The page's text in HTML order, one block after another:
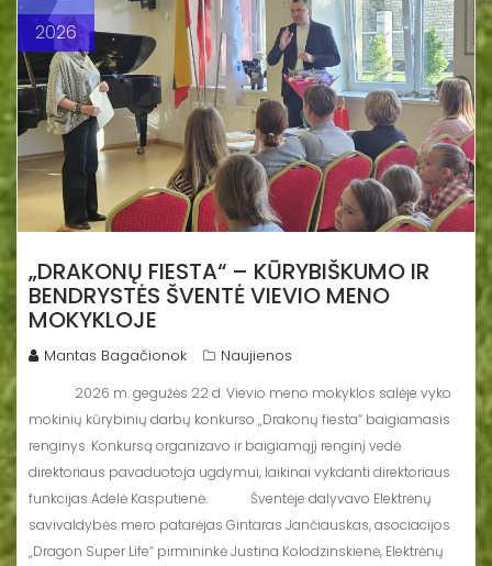
2026
„DRAKONŲ FIESTA“ – KŪRYBIŠKUMO IR
BENDRYSTĖS ŠVENTĖ VIEVIO MENO
MOKYKLOJE
Mantas Bagačionok Naujienos
2026 m. gegužės 22 d. Vievio meno mokyklos salėje vyko
mokinių kūrybinių darbų konkurso „Drakonų fiesta“ baigiamasis
renginys. Konkursą organizavo ir baigiamąjį renginį vedė
direktoriaus pavaduotoja ugdymui, laikinai vykdanti direktoriaus
funkcijas Adelė Kasputienė. Šventėje dalyvavo Elektrėnų
savivaldybės mero patarėjas Gintaras Jančiauskas, asociacijos
„Dragon Super Life“ pirmininkė Justina Kolodzinskienė, Elektrėnų